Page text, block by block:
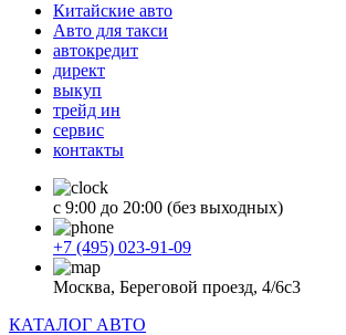
Китайские авто
Авто для такси
автокредит
директ
выкуп
трейд ин
сервис
контакты
с 9:00 до 20:00 (без выходных)
+7 (495) 023-91-09
Москва, Береговой проезд, 4/6с3
КАТАЛОГ АВТО